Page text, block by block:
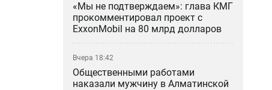
«Мы не подтверждаем»: глава КМГ
прокомментировал проект с
ExxonMobil на 80 млрд долларов
Вчера 18:42
Общественными работами
наказали мужчину в Алматинской